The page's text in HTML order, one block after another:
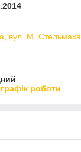
вул. М.
роботи